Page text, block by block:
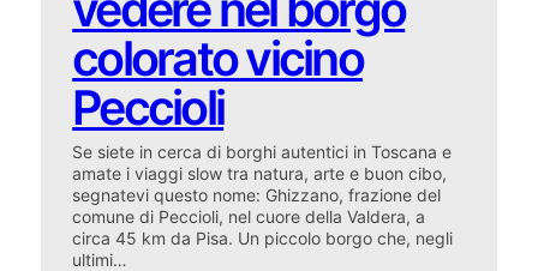
colorato vicino
Peccioli
Se siete in cerca di borghi autentici in Toscana e
amate i viaggi slow tra natura, arte e buon cibo,
segnatevi questo nome: Ghizzano, frazione del
comune di Peccioli, nel cuore della Valdera, a
circa 45 km da Pisa. Un piccolo borgo che, negli
ultimi…